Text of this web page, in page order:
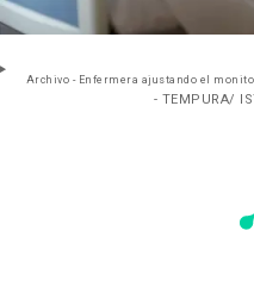
Archivo - Enfermera ajustando el
- TEMPURA/